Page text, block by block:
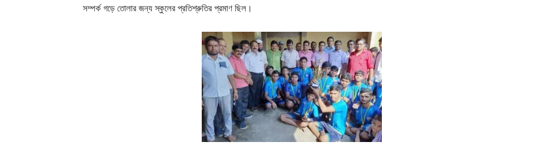
সম্পর্ক গড়ে তোলার জন্য স্কুলের প্রতিশ্রুতির প্রমাণ ছিল।